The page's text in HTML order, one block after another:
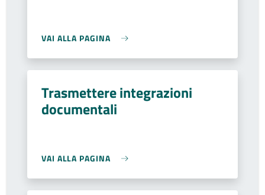
VAI ALLA PAGINA
Trasmettere integrazioni
documentali
VAI ALLA PAGINA